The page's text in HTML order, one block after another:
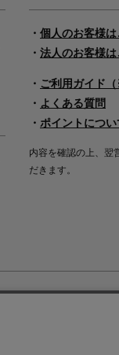
・ 個人のお客様は
・ 法人のお客様は
・ ご利用ガイド
・ よくある質問
・ ポイントについ
内容を確認の上、翌
だきます。